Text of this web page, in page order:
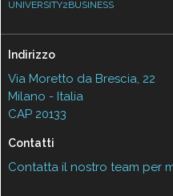
UNIVERSITY2BUSINESS
Indirizzo
Via Moretto da Brescia, 22
Milano - Italia
CAP 20133
Contatti
Contatta il nostro team per